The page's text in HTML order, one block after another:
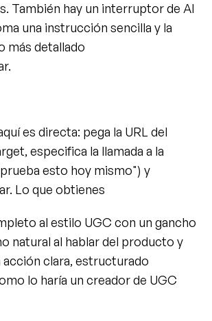
También hay un interruptor de AI
una instrucción sencilla y la
más detallado
es directa: pega la URL del
especifica la llamada a la
esto hoy mismo") y
Lo que obtienes
al estilo UGC con un gancho
natural al hablar del producto y
acción clara, estructurado
lo haría un creador de UGC